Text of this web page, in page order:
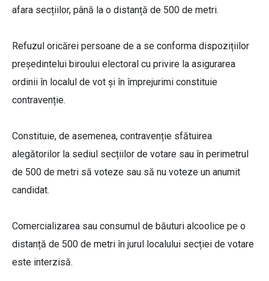
afara secțiilor, până la o distanță de 500 de metri.
Refuzul oricărei persoane de a se conforma dispozițiilor
președintelui biroului electoral cu privire la asigurarea
ordinii în localul de vot și în împrejurimi constituie
contravenție.
Constituie, de asemenea, contravenție sfătuirea
alegătorilor la sediul secțiilor de votare sau în perimetrul
de 500 de metri să voteze sau să nu voteze un anumit
candidat.
Comercializarea sau consumul de băuturi alcoolice pe o
distanță de 500 de metri în jurul localului secției de votare
este interzisă.